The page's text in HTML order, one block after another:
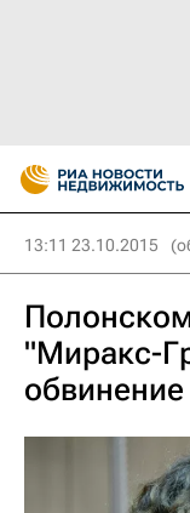
13:11 23.10.2015
"Миракс-
обвинение